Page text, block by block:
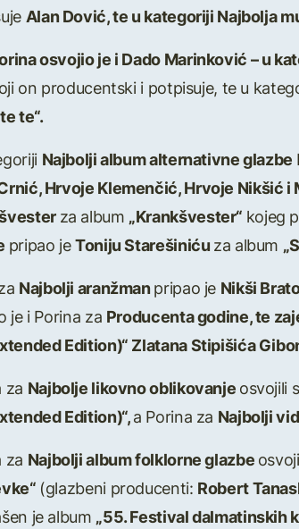
Alan Dović, te u kategoriji Najbolja
osvojio je i Dado Marinković – u
on producentski i potpisuje, te u
te“.
Najbolji album alternativne glazbe
Hrvoje Klemenčić, Hrvoje Nikšić i
za album „Krankšvester“ kojeg
pripao jeToniju Starešinićuza album
Najbolji aranžmanpripao je Nikši
je i Porina za Producenta godine, te
Edition)“ Zlatana Stipišića
za Najbolje likovno oblikovanjeosvojili
Edition)“,a Porina za Najbolji
za Najbolji album folklorne glazbe
(glazbeni producenti: Robert
je album „55. Festival dalmatinskih